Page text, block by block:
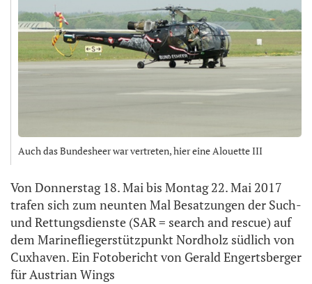
Auch das Bundesheer war vertreten, hier eine Alouette III
Von Donnerstag 18. Mai bis Montag 22. Mai 2017
trafen sich zum neunten Mal Besatzungen der Such-
und Rettungsdienste (SAR = search and rescue) auf
dem Marinefliegerstützpunkt Nordholz südlich von
Cuxhaven. Ein Fotobericht von Gerald Engertsberger
für Austrian Wings